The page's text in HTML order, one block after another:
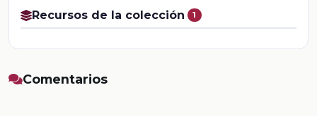
Recursos de la colección 1
Comentarios